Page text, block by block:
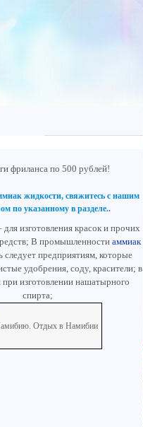
фриланса по 500 рублей!
жидкости, свяжитесь с нашим
по указанному в разделе..
для изготовления красок и прочих
В промышленности аммиак
следует предприятиям, которые
удобрения, соду, красители; в
при изготовлении нашатырного
спирта;
Отдых в Намибии